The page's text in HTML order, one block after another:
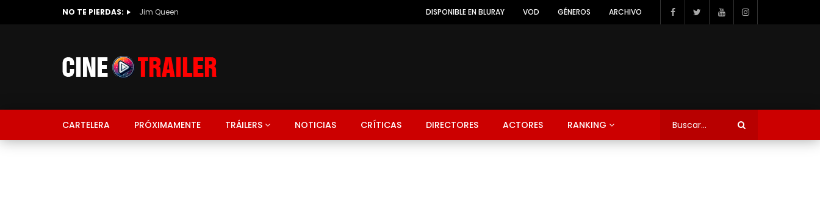
NO TE PIERDAS: Jim Queen DISPONIBLE EN BLURAY VOD GÉNEROS ARCHIVO
CARTELERA PRÓXIMAMENTE TRÁILERS NOTICIAS CRÍTICAS DIRECTORES ACTORES RANKING